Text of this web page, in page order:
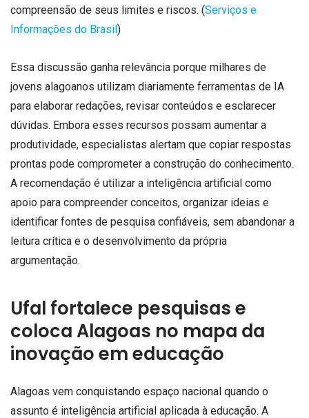
compreensão de seus limites e riscos. (Serviços e
Informações do Brasil)
Essa discussão ganha relevância porque milhares de
jovens alagoanos utilizam diariamente ferramentas de IA
para elaborar redações, revisar conteúdos e esclarecer
dúvidas. Embora esses recursos possam aumentar a
produtividade, especialistas alertam que copiar respostas
prontas pode comprometer a construção do conhecimento.
A recomendação é utilizar a inteligência artificial como
apoio para compreender conceitos, organizar ideias e
identificar fontes de pesquisa confiáveis, sem abandonar a
leitura crítica e o desenvolvimento da própria
argumentação.
Ufal fortalece pesquisas e
coloca Alagoas no mapa da
inovação em educação
Alagoas vem conquistando espaço nacional quando o
assunto é inteligência artificial aplicada à educação. A